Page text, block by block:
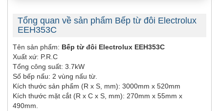
Tổng quan về sản phẩm Bếp từ đôi Electrolux
EEH353C
Tên sản phẩm: Bếp từ đôi Electrolux EEH353C
Xuất xứ: P.R.C
Tổng công suất: 3.7kW
Số bếp nấu: 2 vùng nấu từ.
Kích thước sản phẩm (R x S, mm): 3000mm x 520mm
Kích thước mặt cắt (R x C x S, mm): 270mm x 55mm x
490mm.